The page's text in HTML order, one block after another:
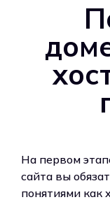
На первом
сайта вы
понятиями как